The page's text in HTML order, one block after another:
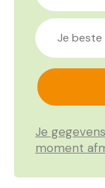
Je
moment